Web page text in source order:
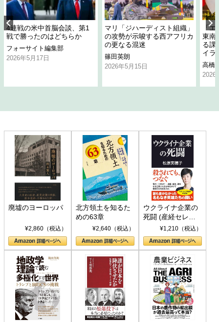
4連戦の米中首脳会談、第1
戦で勝ったのはどちらか
フォーサイト編集部
2026年5月17日
マリ「ジハーディスト組織」
の攻勢が示唆する西アフリカ
の更なる混迷
篠田英朗
2026年5月15日
「
東南
る課
イラ
高橋
2026
廃墟のヨーロッパ
¥2,860（税込）
北方領土を知るた
めの63章
¥2,640（税込）
ウクライナ企業の
死闘 (産経セレク
ト S 039)¥1,210（税込）